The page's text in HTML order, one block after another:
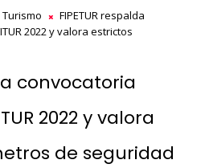
Turismo
FIPETUR respalda
2022 y valora estrictos
convocatoria
2022 y valora
de seguridad